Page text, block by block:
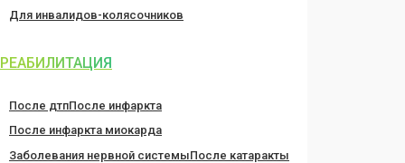
Для инвалидов-колясочников
РЕАБИЛИТАЦИЯ
После дтпПосле инфаркта
После инфаркта миокарда
Заболевания нервной системыПосле катаракты